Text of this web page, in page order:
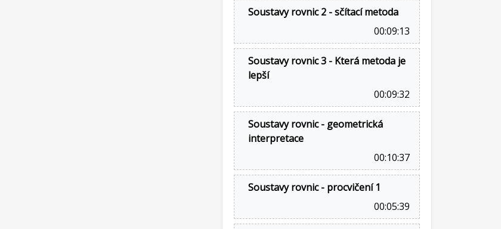
Soustavy rovnic 2 - sčítací metoda
00:09:13
Soustavy rovnic 3 - Která metoda je
lepší
00:09:32
Soustavy rovnic - geometrická
interpretace
00:10:37
Soustavy rovnic - procvičení 1
00:05:39